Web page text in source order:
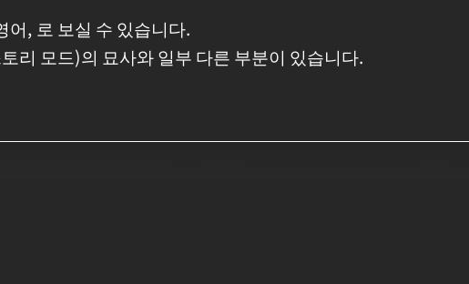
어, 로 보실 수 있습니다.
리 모드)의 묘사와 일부 다른 부분이 있습니다.